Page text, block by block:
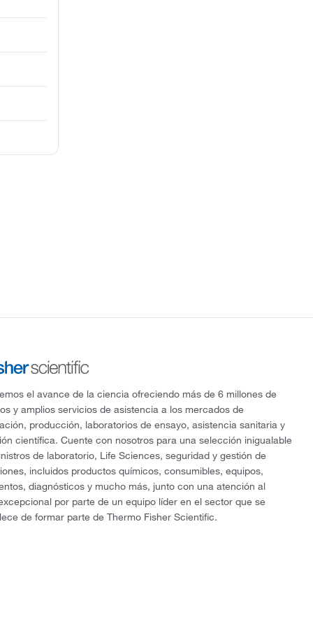
el avance de la ciencia ofreciendo más de 6 millones de
y amplios servicios de asistencia a los mercados de
producción, laboratorios de ensayo, asistencia sanitaria y
científica. Cuente con nosotros para una selección inigualable
de laboratorio, Life Sciences, seguridad y gestión de
incluidos productos químicos, consumibles, equipos,
diagnósticos y mucho más, junto con una atención al
por parte de un equipo líder en el sector que se
de formar parte de Thermo Fisher Scientific.